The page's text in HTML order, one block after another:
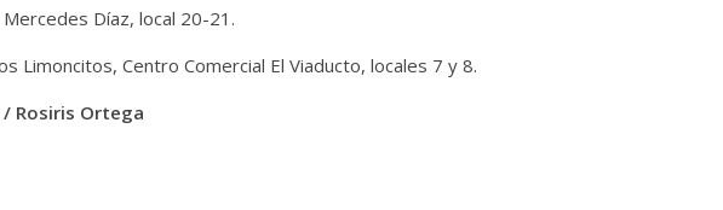
Díaz, local 20-21.
Limoncitos, Centro Comercial El Viaducto, locales 7 y 8.
/ Rosiris Ortega